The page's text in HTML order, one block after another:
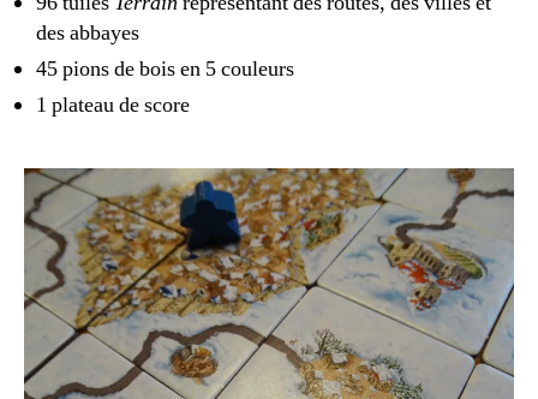
des abbayes
45 pions de bois en 5 couleurs
1 plateau de score